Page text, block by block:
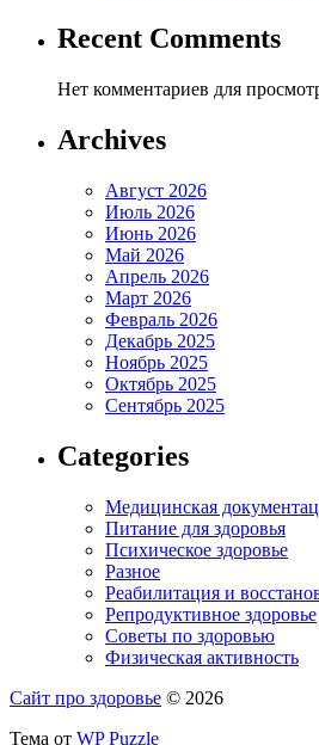
Recent Comments
Нет комментариев для
Archives
Август 2026
Июль 2026
Июнь 2026
Май 2026
Апрель 2026
Март 2026
Февраль 2026
Декабрь 2025
Ноябрь 2025
Октябрь 2025
Сентябрь 2025
Categories
Медицинская
Питание для здоровья
Психическое здоровье
Разное
Реабилитация и
Репродуктивное здоровье
Советы по здоровью
Физическая активность
Сайт про здоровье © 2026
Тема от WP Puzzle